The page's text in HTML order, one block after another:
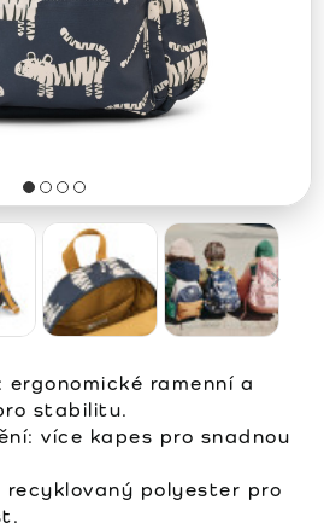
ergonomické ramenní a
stabilitu.
více kapes pro snadnou
recyklovaný polyester pro